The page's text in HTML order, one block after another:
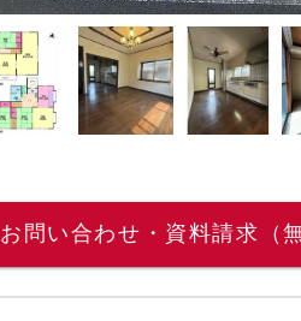
お問い合わせ・資料請求（